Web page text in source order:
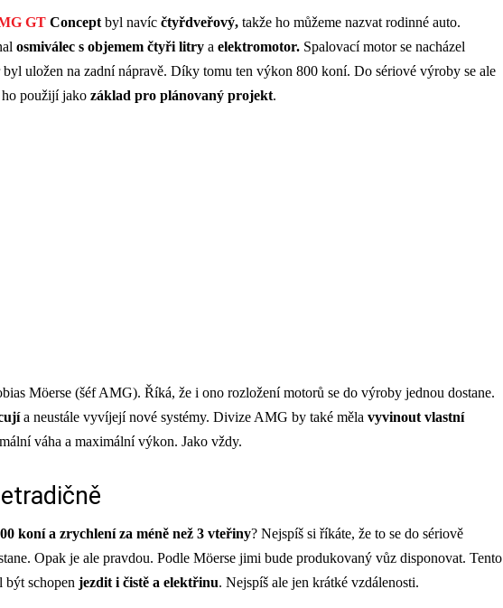
GT Concept byl navíc čtyřdveřový, takže ho můžeme nazvat rodinné auto.
osmiválec s objemem čtyři litry a elektromotor. Spalovací motor se nacházel
byl uložen na zadní nápravě. Díky tomu ten výkon 800 koní. Do sériové výroby se ale
použijí jako základ pro plánovaný projekt.
Möerse (šéf AMG). Říká, že i ono rozložení motorů se do výroby jednou dostane.
a neustále vyvíjejí nové systémy. Divize AMG by také měla vyvinout vlastní
váha a maximální výkon. Jako vždy.
koní a zrychlení za méně než 3 vteřiny? Nejspíš si říkáte, že to se do sériově
Opak je ale pravdou. Podle Möerse jimi bude produkovaný vůz disponovat. Tento
schopen jezdit i čistě a elektřinu. Nejspíš ale jen krátké vzdálenosti.